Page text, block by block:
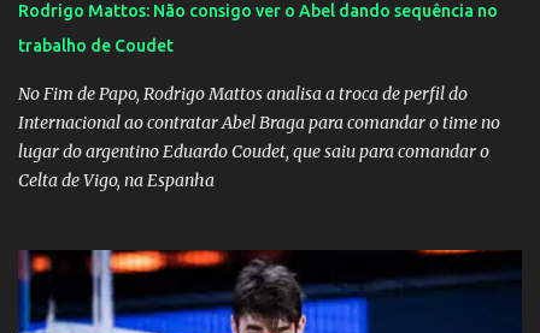
Rodrigo Mattos: Não consigo ver o Abel dando sequência no
trabalho de Coudet
No Fim de Papo, Rodrigo Mattos analisa a troca de perfil do
Internacional ao contratar Abel Braga para comandar o time no
lugar do argentino Eduardo Coudet, que saiu para comandar o
Celta de Vigo, na Espanha